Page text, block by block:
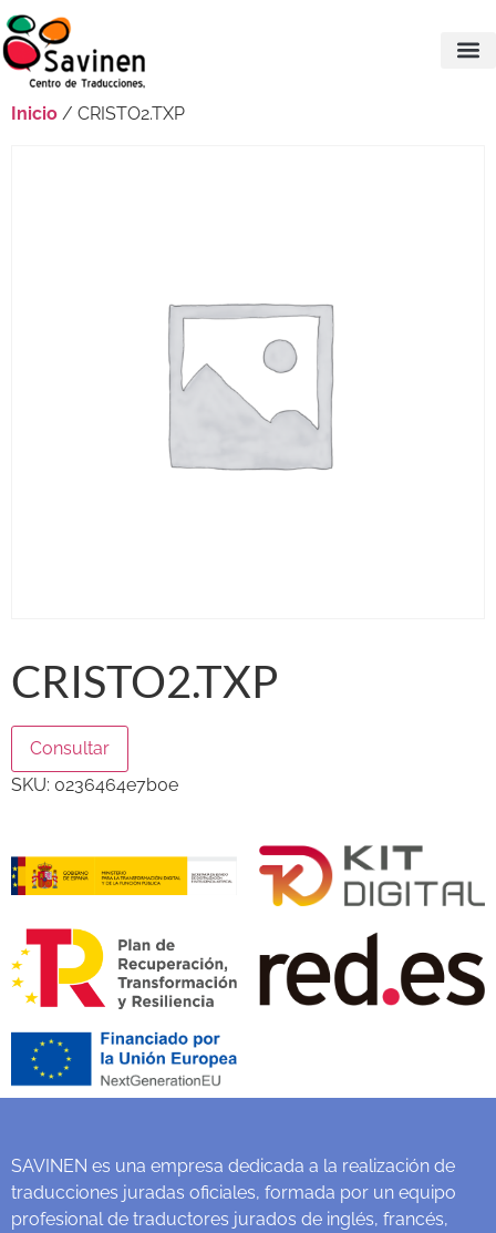
Inicio / CRISTO2.TXP
CRISTO2.TXP
Consultar
SKU: 0236464e7b0e
SAVINEN es una empresa dedicada a la realización de
traducciones juradas oficiales, formada por un equipo
profesional de traductores jurados de inglés, francés,